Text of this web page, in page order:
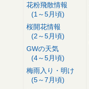
花粉飛散情報
(1～5月頃)
桜開花情報
(2～5月頃)
GWの天気
(4～5月頃)
梅雨入り・明け
(5～7月頃)